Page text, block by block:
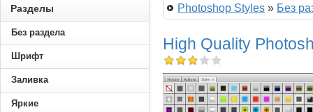
Photoshop Styles » Без
High Quality
Разделы
Без раздела
Шрифт
Заливка
Яркие